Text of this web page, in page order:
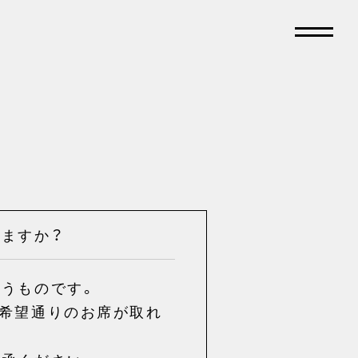
すか？
ものです。
望通りのお席が取れ